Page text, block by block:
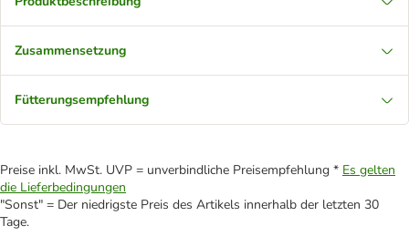
Zusammensetzung
Fütterungsempfehlung
Preise inkl. MwSt. UVP = unverbindliche Preisempfehlung * Es gelten
die Lieferbedingungen
"Sonst" = Der niedrigste Preis des Artikels innerhalb der letzten 30
Tage.